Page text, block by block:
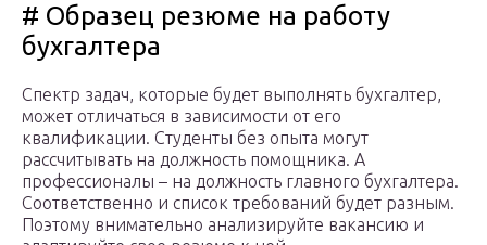
# Образец резюме на работу
бухгалтера
Спектр задач, которые будет выполнять бухгалтер,
может отличаться в зависимости от его
квалификации. Студенты без опыта могут
рассчитывать на должность помощника. А
профессионалы – на должность главного бухгалтера.
Соответственно и список требований будет разным.
Поэтому внимательно анализируйте вакансию и